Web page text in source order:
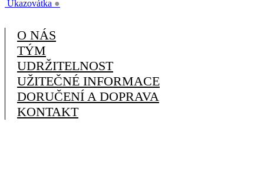
Ukazovátka ●
O NÁS
TÝM
UDRŽITELNOST
UŽITEČNÉ INFORMACE
DORUČENÍ A DOPRAVA
KONTAKT